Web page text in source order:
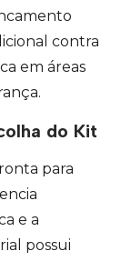
contra
em áreas
do Kit
para
e a
possui